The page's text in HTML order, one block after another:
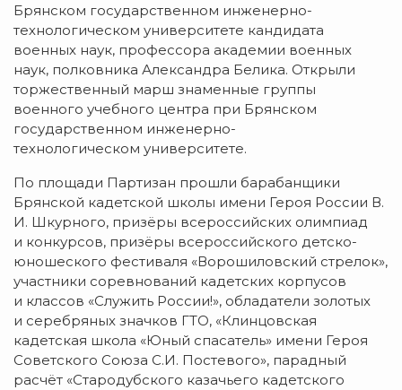
Брянском государственном инженерно-
технологическом университете кандидата
военных наук, профессора академии военных
наук, полковника Александра Белика. Открыли
торжественный марш знаменные группы
военного учебного центра при Брянском
государственном инженерно-
технологическом университете.
По площади Партизан прошли барабанщики
Брянской кадетской школы имени Героя России В.
И. Шкурного, призёры всероссийских олимпиад
и конкурсов, призёры всероссийского детско-
юношеского фестиваля «Ворошиловский стрелок»,
участники соревнований кадетских корпусов
и классов «Служить России!», обладатели золотых
и серебряных значков ГТО, «Клинцовская
кадетская школа «Юный спасатель» имени Героя
Советского Союза С.И. Постевого», парадный
расчёт «Стародубского казачьего кадетского